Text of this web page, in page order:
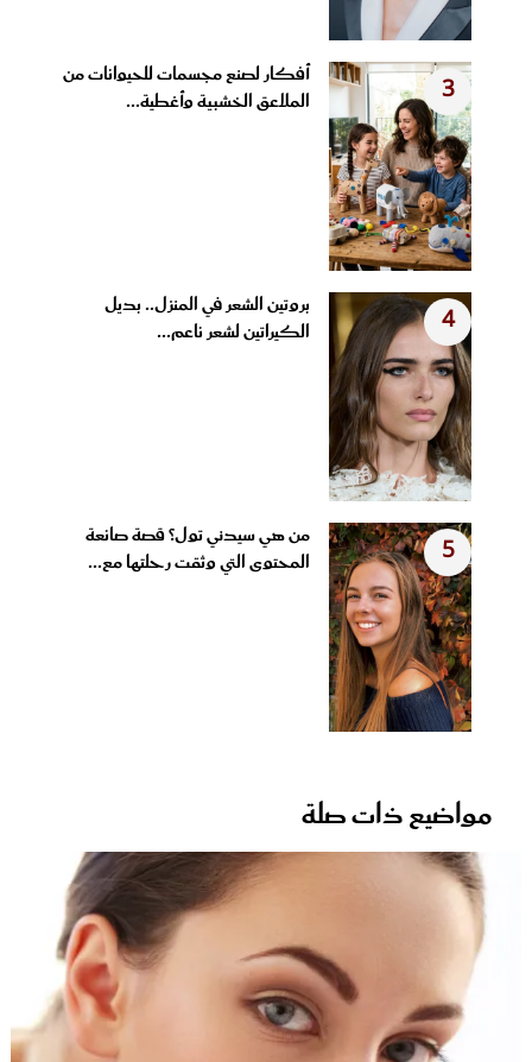
3
أفكار لصنع مجسمات للحيوانات من
الملاعق الخشبية وأغطية...
4
بروتين الشعر في المنزل.. بديل
الكيراتين لشعر ناعم...
5
من هي سيدني تول؟ قصة صانعة
المحتوى التي وثقت رحلتها مع...
مواضيع ذات صلة